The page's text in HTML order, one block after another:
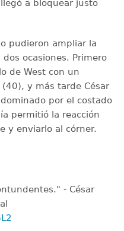
a bloquear justo
pudieron ampliar la
ocasiones. Primero
de West con un
y más tarde César
por el costado
permitió la reacción
y enviarlo al córner.
- César